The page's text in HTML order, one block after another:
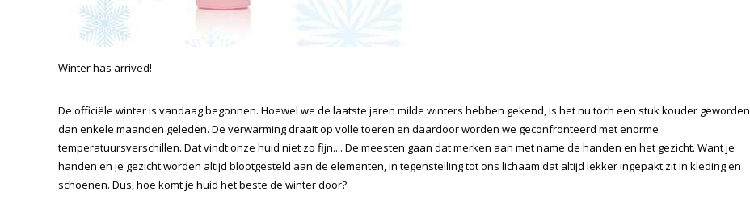
Winter has arrived!
De officiële winter is vandaag begonnen. Hoewel we de laatste jaren milde winters hebben gekend, is het nu toch een stuk kouder geworden
dan enkele maanden geleden. De verwarming draait op volle toeren en daardoor worden we geconfronteerd met enorme
temperatuursverschillen. Dat vindt onze huid niet zo fijn.... De meesten gaan dat merken aan met name de handen en het gezicht. Want je
handen en je gezicht worden altijd blootgesteld aan de elementen, in tegenstelling tot ons lichaam dat altijd lekker ingepakt zit in kleding en
schoenen. Dus, hoe komt je huid het beste de winter door?